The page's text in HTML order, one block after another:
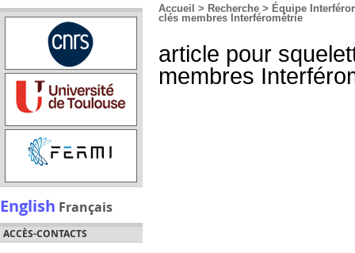
English Français
ACCÈS-CONTACTS
Accueil > Recherche > Équipe
clés membres Interférométrie
article pour
membres